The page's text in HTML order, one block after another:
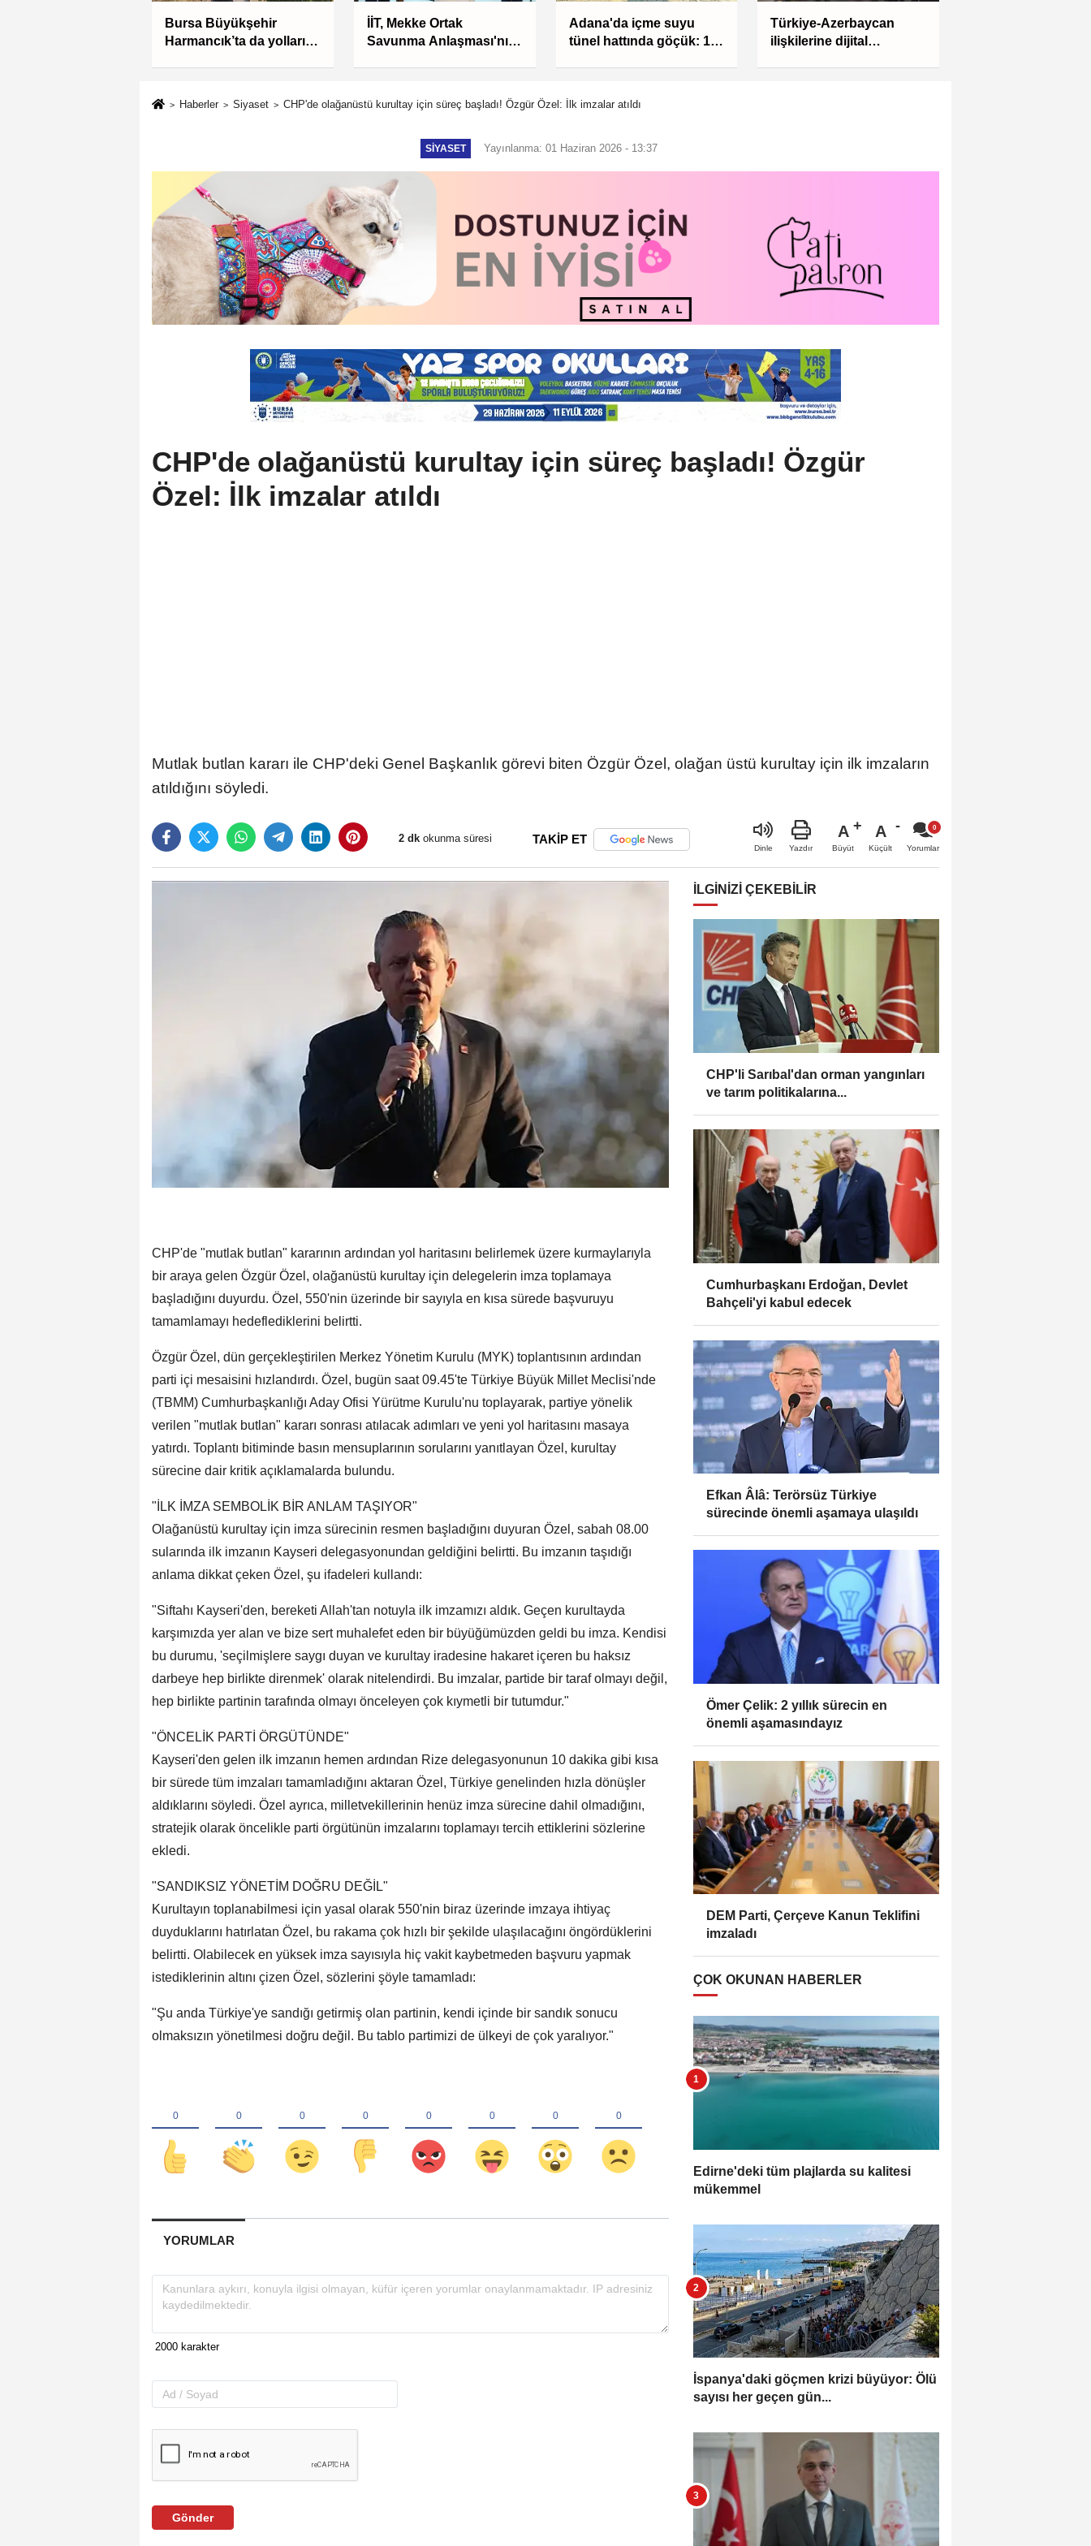
Bursa Büyükşehir
Harmancık’ta da yolları
İİT, Mekke Ortak
Savunma Anlaşması'nı
Adana'da içme suyu
tünel hattında göçük: 1
Türkiye-Azerbaycan
ilişkilerine dijital
Haberler Siyaset CHP'de olağanüstü kurultay için süreç başladı! Özgür Özel: İlk imzalar atıldı
SIYASET Yayınlanma: 01 Haziran 2026 - 13:37
CHP'de olağanüstü kurultay için süreç başladı! Özgür
Özel: İlk imzalar atıldı
Mutlak butlan kararı ile CHP'deki Genel Başkanlık görevi biten Özgür Özel, olağan üstü kurultay için ilk imzaların
atıldığını söyledi.
2 dk okunma süresi TAKİP ET
Dinle Yazdır
A
Büyüt
A
Küçült Yorumlar
CHP'de "mutlak butlan" kararının ardından yol haritasını belirlemek üzere kurmaylarıyla
bir araya gelen Özgür Özel, olağanüstü kurultay için delegelerin imza toplamaya
başladığını duyurdu. Özel, 550'nin üzerinde bir sayıyla en kısa sürede başvuruyu
tamamlamayı hedeflediklerini belirtti.
Özgür Özel, dün gerçekleştirilen Merkez Yönetim Kurulu (MYK) toplantısının ardından
parti içi mesaisini hızlandırdı. Özel, bugün saat 09.45'te Türkiye Büyük Millet Meclisi'nde
(TBMM) Cumhurbaşkanlığı Aday Ofisi Yürütme Kurulu'nu toplayarak, partiye yönelik
verilen "mutlak butlan" kararı sonrası atılacak adımları ve yeni yol haritasını masaya
yatırdı. Toplantı bitiminde basın mensuplarının sorularını yanıtlayan Özel, kurultay
sürecine dair kritik açıklamalarda bulundu.
"İLK İMZA SEMBOLİK BİR ANLAM TAŞIYOR"
Olağanüstü kurultay için imza sürecinin resmen başladığını duyuran Özel, sabah 08.00
sularında ilk imzanın Kayseri delegasyonundan geldiğini belirtti. Bu imzanın taşıdığı
anlama dikkat çeken Özel, şu ifadeleri kullandı:
"Siftahı Kayseri'den, bereketi Allah'tan notuyla ilk imzamızı aldık. Geçen kurultayda
karşımızda yer alan ve bize sert muhalefet eden bir büyüğümüzden geldi bu imza. Kendisi
bu durumu, 'seçilmişlere saygı duyan ve kurultay iradesine hakaret içeren bu haksız
darbeye hep birlikte direnmek' olarak nitelendirdi. Bu imzalar, partide bir taraf olmayı değil,
hep birlikte partinin tarafında olmayı önceleyen çok kıymetli bir tutumdur."
"ÖNCELİK PARTİ ÖRGÜTÜNDE"
Kayseri'den gelen ilk imzanın hemen ardından Rize delegasyonunun 10 dakika gibi kısa
bir sürede tüm imzaları tamamladığını aktaran Özel, Türkiye genelinden hızla dönüşler
aldıklarını söyledi. Özel ayrıca, milletvekillerinin henüz imza sürecine dahil olmadığını,
stratejik olarak öncelikle parti örgütünün imzalarını toplamayı tercih ettiklerini sözlerine
ekledi.
"SANDIKSIZ YÖNETİM DOĞRU DEĞİL"
Kurultayın toplanabilmesi için yasal olarak 550'nin biraz üzerinde imzaya ihtiyaç
duyduklarını hatırlatan Özel, bu rakama çok hızlı bir şekilde ulaşılacağını öngördüklerini
belirtti. Olabilecek en yüksek imza sayısıyla hiç vakit kaybetmeden başvuru yapmak
istediklerinin altını çizen Özel, sözlerini şöyle tamamladı:
"Şu anda Türkiye'ye sandığı getirmiş olan partinin, kendi içinde bir sandık sonucu
olmaksızın yönetilmesi doğru değil. Bu tablo partimizi de ülkeyi de çok yaralıyor."
YORUMLAR
Gönder
İLGINIZI ÇEKEBILIR
CHP'li Sarıbal'dan orman yangınları
ve tarım politikalarına...
Cumhurbaşkanı Erdoğan, Devlet
Bahçeli'yi kabul edecek
Efkan Âlâ: Terörsüz Türkiye
sürecinde önemli aşamaya ulaşıldı
Ömer Çelik: 2 yıllık sürecin en
önemli aşamasındayız
DEM Parti, Çerçeve Kanun Teklifini
imzaladı
ÇOK OKUNAN HABERLER
Edirne'deki tüm plajlarda su kalitesi
mükemmel
İspanya'daki göçmen krizi büyüyor: Ölü
sayısı her geçen gün...